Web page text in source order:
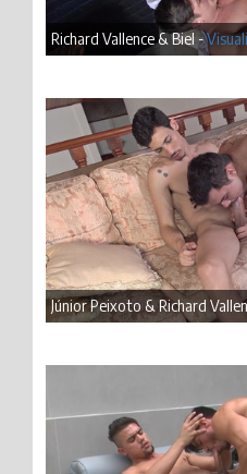
Richard Vallence & Biel -
Júnior Peixoto & Richard